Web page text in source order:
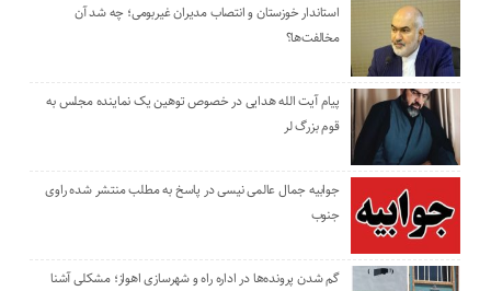
استاندار خوزستان و انتصاب مدیران غیربومی؛ چه شد آن
مخالفت‌ها؟
پیام آیت الله هدایی در خصوص توهین یک نماینده مجلس به
قوم بزرگ لر
جوابیه جمال عالمی نیسی در پاسخ به مطلب منتشر شده راوی
جنوب
گم شدن پرونده‌ها در اداره راه و شهرسازی اهواز؛ مشکلی آشنا